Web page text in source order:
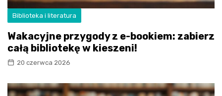
Biblioteka i literatura
Wakacyjne przygody z e-bookiem: zabierz
całą bibliotekę w kieszeni!
20 czerwca 2026